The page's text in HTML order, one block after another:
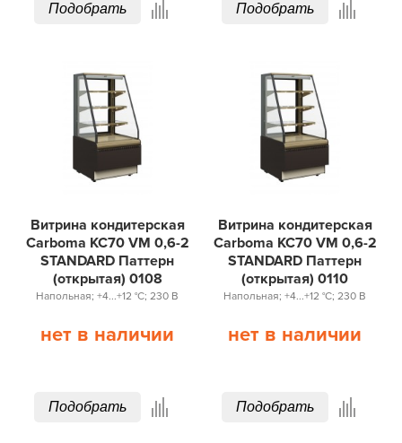
Подобрать Подобрать
Витрина кондитерская
Carboma KC70 VM 0,6-2
STANDARD Паттерн
(открытая) 0108
Напольная; +4...+12 °С; 230 В
нет в наличии
Подобрать
Витрина кондитерская
Carboma KC70 VM 0,6-2
STANDARD Паттерн
(открытая) 0110
Напольная; +4...+12 °С; 230 В
нет в наличии
Подобрать